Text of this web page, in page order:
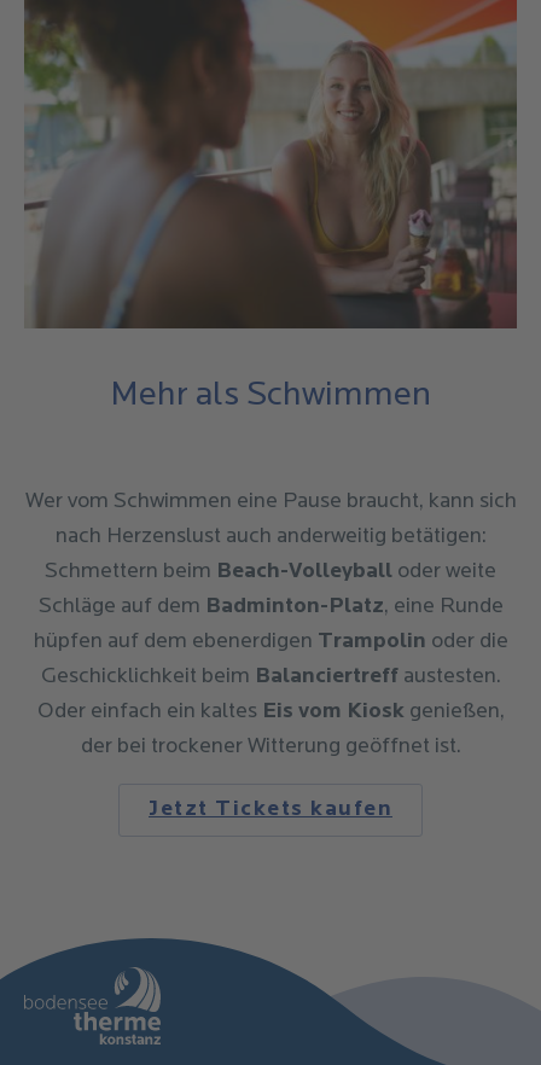
Mehr als Schwimmen
Wer vom Schwimmen eine Pause braucht, kann sich
nach Herzenslust auch anderweitig betätigen:
Schmettern beim Beach-Volleyball oder weite
Schläge auf dem Badminton-Platz, eine Runde
hüpfen auf dem ebenerdigen Trampolin oder die
Geschicklichkeit beim Balanciertreffaustesten.
Oder einfach ein kaltes Eis vom Kiosk genießen,
der bei trockener Witterung geöffnet ist.
Jetzt Tickets kaufen